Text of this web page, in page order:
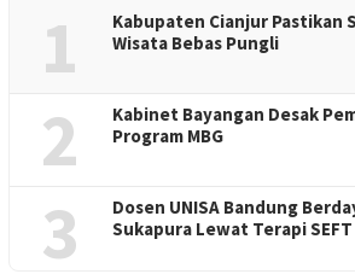
1
Kabupaten Cianjur Pastikan
Wisata Bebas Pungli
2
Kabinet Bayangan Desak
Program MBG
3
Dosen UNISA Bandung
Sukapura Lewat Terapi